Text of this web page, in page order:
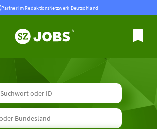
Partner im RedaktionsNetzwerk Deutschland